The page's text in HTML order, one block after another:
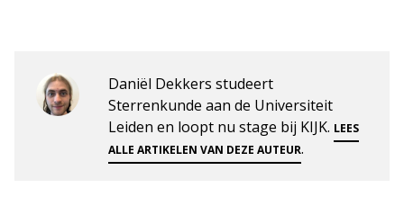
Daniël Dekkers studeert
Sterrenkunde aan de Universiteit
Leiden en loopt nu stage bij KIJK. LEES
ALLE ARTIKELEN VAN DEZE AUTEUR.